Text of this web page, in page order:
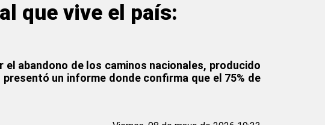
que vive el país:
abandono de los caminos nacionales, producido
un informe donde confirma que el 75% de